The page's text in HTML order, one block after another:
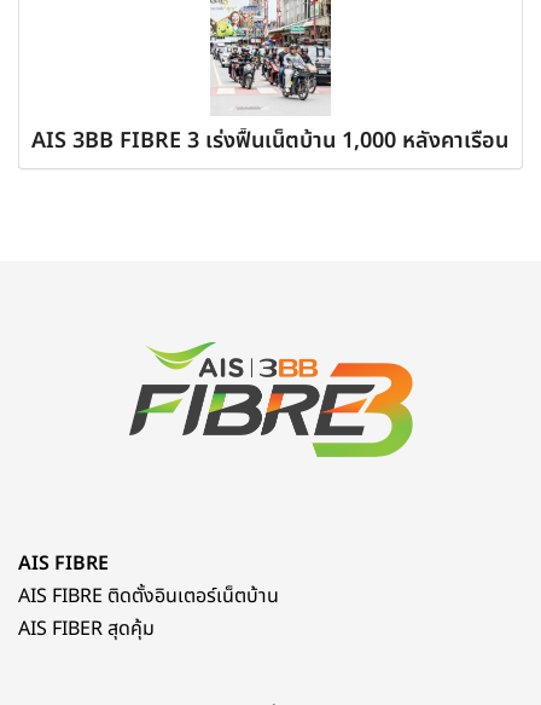
AIS 3BB FIBRE 3 เร่งฟื้นเน็ตบ้าน 1,000 หลังคาเรือน
AIS FIBRE
AIS FIBRE ติดตั้งอินเตอร์เน็ตบ้าน
AIS FIBER สุดคุ้ม